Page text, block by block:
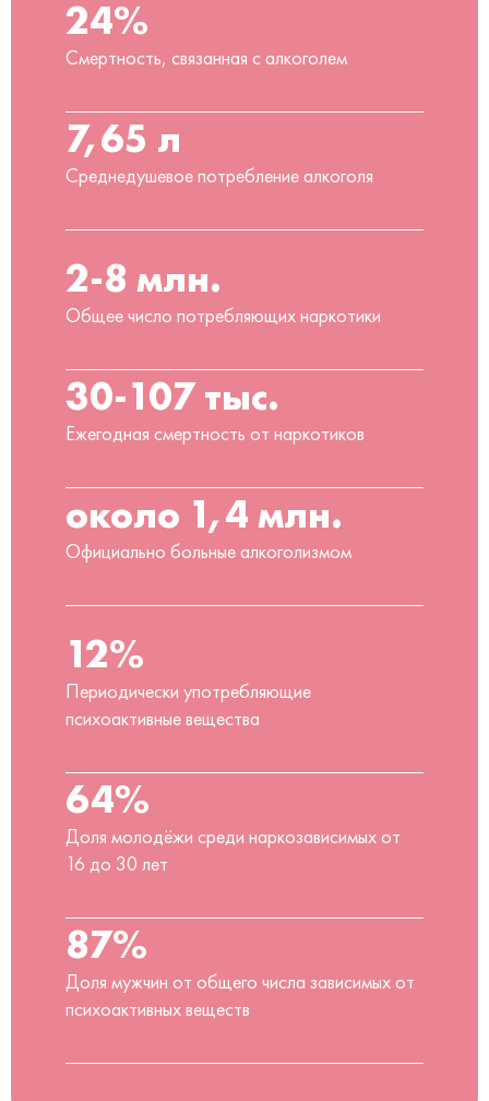
24%
Смертность, связанная с алкоголем
7,65 л
Среднедушевое потребление алкоголя
2-8 млн.
Общее число потребляющих наркотики
30-107 тыс.
Ежегодная смертность от наркотиков
около 1,4 млн.
Официально больные алкоголизмом
12%
Периодически употребляющие
психоактивные вещества
64%
Доля молодёжи среди наркозависимых от
16 до 30 лет
87%
Доля мужчин от общего числа зависимых от
психоактивных веществ